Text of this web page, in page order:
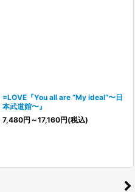
=LOVE『You all are “My ideal”〜日
本武道館〜』
7,480円 ～17,160円(税込)